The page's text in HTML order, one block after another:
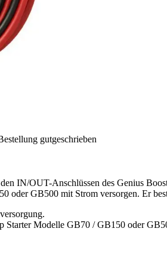
gutgeschrieben
IN/OUT-Anschlüssen des Genius
oder GB500 mit Strom versorgen. Er
Starter Modelle GB70 / GB150 oder